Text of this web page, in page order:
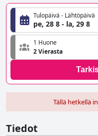
Tulopäivä - Lähtöpäivä
pe, 28 8 - la, 29 8
1 Huone
2 Vierasta
Tällä hetkellä
Tiedot